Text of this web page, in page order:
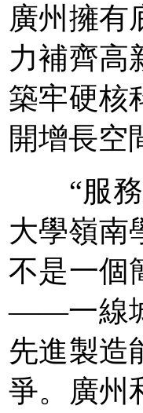
廣州擁有
力補齊高
築牢硬核
開增長空
“服務
大學嶺南
不是一個
——一線
先進製造
爭。廣州